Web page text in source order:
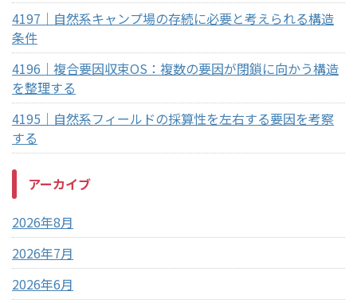
4197｜自然系キャンプ場の存続に必要と考えられる構造
条件
4196｜複合要因収束OS：複数の要因が閉鎖に向かう構造
を整理する
4195｜自然系フィールドの採算性を左右する要因を考察
する
アーカイブ
2026年8月
2026年7月
2026年6月